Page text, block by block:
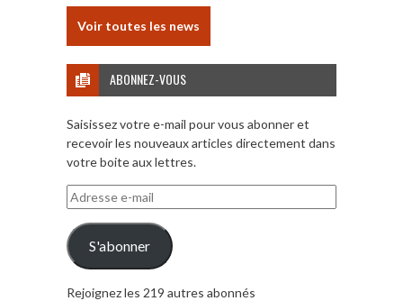
Voir toutes les news
ABONNEZ-VOUS
Saisissez votre e-mail pour vous abonner et
recevoir les nouveaux articles directement dans
votre boite aux lettres.
Adresse
e-
mail
S'abonner
Rejoignez les 219 autres abonnés